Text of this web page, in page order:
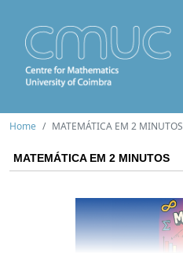
Home MATEMÁTICA EM 2 MINUTOS
MATEMÁTICA EM 2 MINUTOS